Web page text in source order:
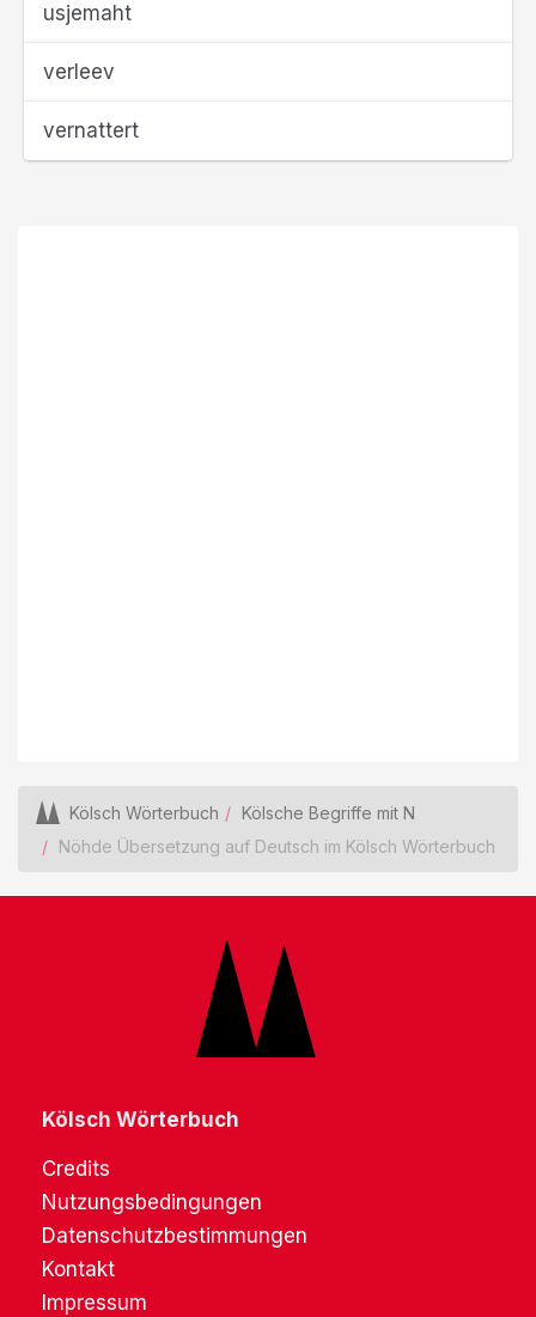
usjemaht
verleev
vernattert
Kölsch Wörterbuch
Kölsche Begriffe mit N
Nöhde Übersetzung auf Deutsch im Kölsch Wörterbuch
Kölsch Wörterbuch
Credits
Nutzungsbedingungen
Datenschutzbestimmungen
Kontakt
Impressum